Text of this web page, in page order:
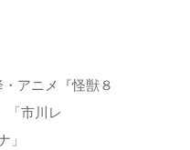
アニメ『怪獣８
「市川レ
」